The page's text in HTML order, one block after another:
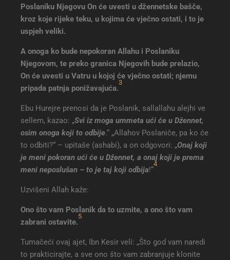
Poslaniku Njegovu On će uvesti u džennetske bašče,
kroz koje rijeke teku, u kojima će vječno ostati, i to je
uspjeh veliki.
A onoga ko bude nepokoran Allahu i Poslaniku
Njegovom, te preko granica Njegovih bude prelazio,
On će uvesti u Vatru u kojoj će vječno ostati; njemu
pripada patnja ponižavajuća.
3
Ebu Hurejre prenosi da je Poslanik, sallallahu alejhi ve
sellem, kazao: „Svi iz moga ummeta ući će u Džennet,
osim onoga koji to odbije.“ „Allahov Poslaniče, pa ko će
to odbiti?“ – upitaše (ashabi), a on odgovori: „Onaj koji
je meni pokoran ući će u Džennet, a onaj koji je prema
meni neposlušan – to je taj koji odbija!“
4
Uzvišeni Allah kaže:
Ono što vam Poslanik da to uzmite, a ono što vam
zabrani ostavite.
5
Tumačeći ovaj ajet, Ibn Kesir veli: „Što god vam naredi
to prakticirajte, a sve ono što vam zabranjuje klonite